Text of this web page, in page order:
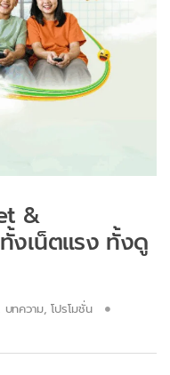
&
งเน็ตแรง ทั้งดู
บทความ,โปรโมชั่น